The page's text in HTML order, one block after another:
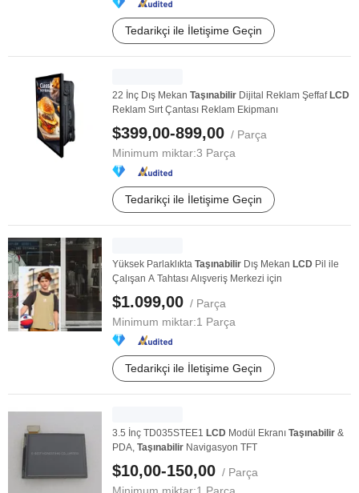
Tedarikçi ile İletişime Geçin
22 İnç Dış Mekan Taşınabilir Dijital Reklam Şeffaf LCD
Reklam Sırt Çantası Reklam Ekipmanı
$399,00-899,00 / Parça
Minimum miktar:3 Parça
Tedarikçi ile İletişime Geçin
Yüksek Parlaklıkta Taşınabilir Dış Mekan LCD Pil ile
Çalışan A Tahtası Alışveriş Merkezi için
$1.099,00 / Parça
Minimum miktar:1 Parça
Tedarikçi ile İletişime Geçin
3.5 İnç TD035STEE1 LCD Modül Ekranı Taşınabilir &
PDA, Taşınabilir Navigasyon TFT
$10,00-150,00 / Parça